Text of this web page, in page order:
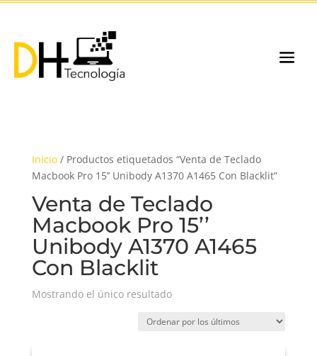
Inicio/ Productos etiquetados “Venta de Teclado
Macbook Pro 15’’ Unibody A1370 A1465 Con Blacklit”
Venta de Teclado
Macbook Pro 15’’
Unibody A1370 A1465
Con Blacklit
Mostrando el único resultado